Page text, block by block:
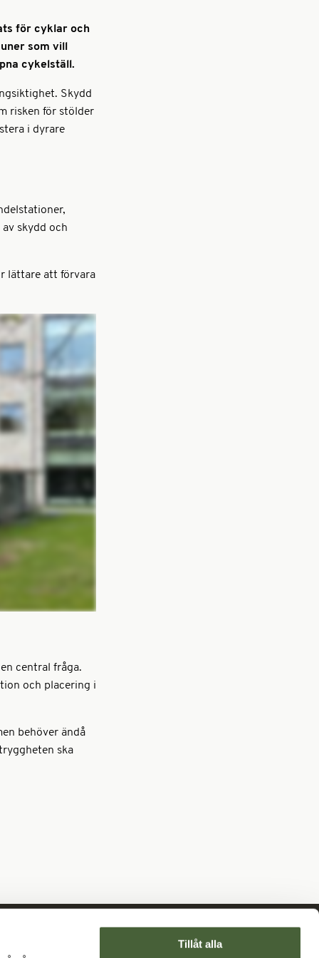
Tillåt alla
för cyklar och
som vill
cykelställ.
Skydd
risken för stölder
i dyrare
skydd och
lättare att förvara
central fråga.
och placering i
behöver ändå
ska
på vårt nyhetsbrev